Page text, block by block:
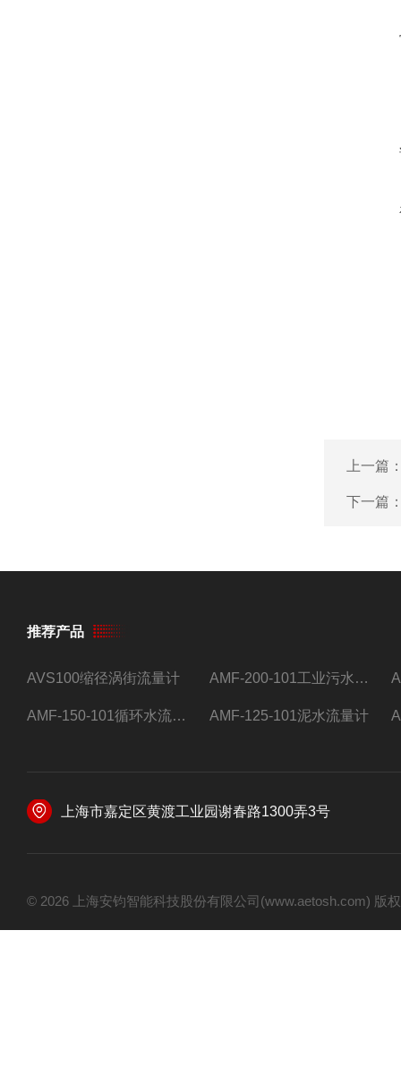
上一篇
下一篇
推荐产品
AVS100缩径涡街流量计 AMF-200-101工业污水流量计
AMF-150-101循环水流量计,电磁流量计 AMF-125-101泥水流量计
上海市嘉定区黄渡工业园谢春路1300弄3号
© 2026 上海安钧智能科技股份有限公司(www.aetosh.com)